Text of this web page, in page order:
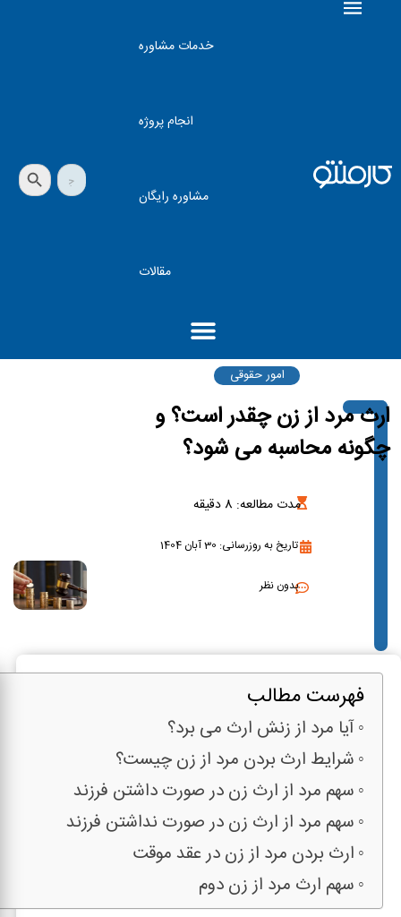
خدمات مشاوره
انجام پروژه
مشاوره رایگان
مقالات
جستجو
برای:
دکمه جستجو
امور حقوقی
ارث مرد از زن چقدر است؟ و
چگونه محاسبه می شود؟
مدت مطالعه: 8 دقیقه
تاریخ به روزرسانی: 30 آبان 1404
بدون نظر
فهرست مطالب
آیا مرد از زنش ارث می برد؟
شرایط ارث بردن مرد از زن چیست؟
سهم مرد از ارث زن در صورت داشتن فرزند
سهم مرد از ارث زن در صورت نداشتن فرزند
ارث بردن مرد از زن در عقد موقت
سهم ارث مرد از زن دوم